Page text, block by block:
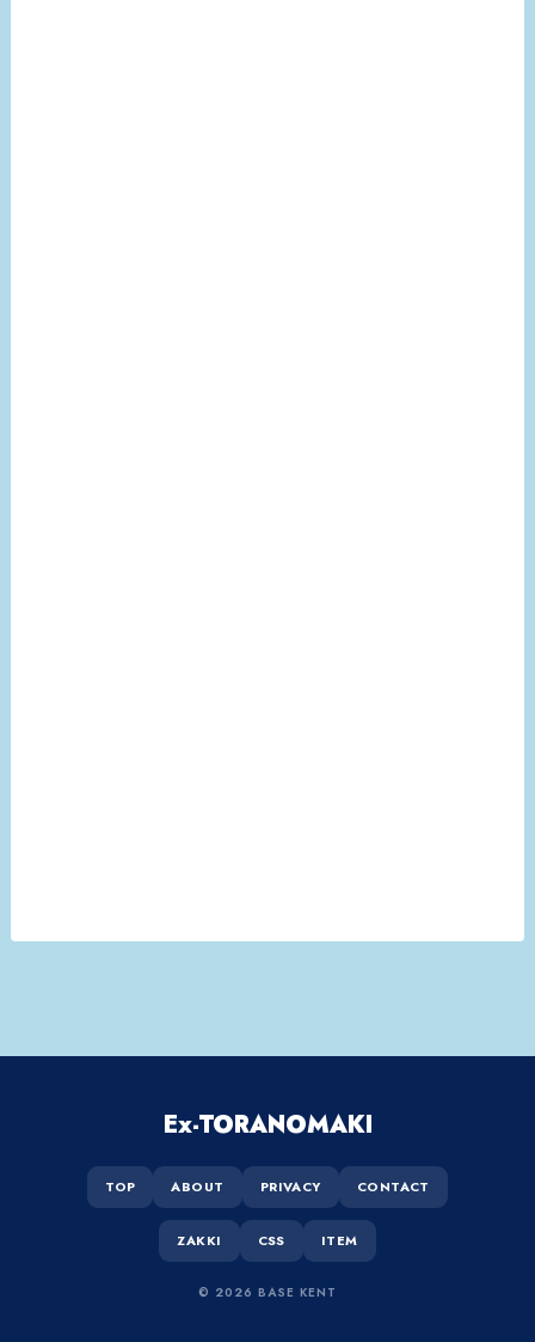
Ex-TORANOMAKI
TOP ABOUT PRIVACY CONTACT
ZAKKI CSS ITEM
© 2026 BASE KENT